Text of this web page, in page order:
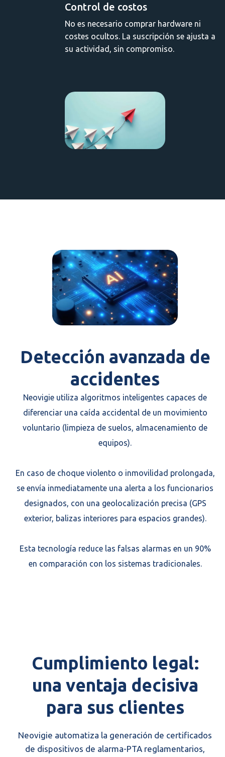
Control de costos
No es necesario comprar hardware ni
costes ocultos. La suscripción se ajusta a
su actividad, sin compromiso.
Detección avanzada de
accidentes
Neovigie utiliza algoritmos inteligentes capaces de
diferenciar una caída accidental de un movimiento
voluntario (limpieza de suelos, almacenamiento de
equipos).
En caso de choque violento o inmovilidad prolongada,
se envía inmediatamente una alerta a los funcionarios
designados, con una geolocalización precisa (GPS
exterior, balizas interiores para espacios grandes).
Esta tecnología reduce las falsas alarmas en un 90%
en comparación con los sistemas tradicionales.
Cumplimiento legal:
una ventaja decisiva
para sus clientes
Neovigie automatiza la generación de certificados
de dispositivos de alarma-PTA reglamentarios,